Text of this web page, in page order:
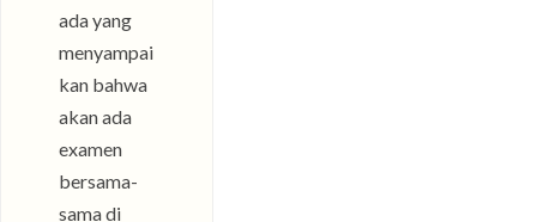
ada yang
menyampai
kan bahwa
akan ada
examen
bersama-
sama di